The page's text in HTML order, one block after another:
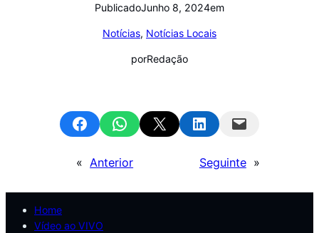
PublicadoJunho 8, 2024em
Notícias, Notícias Locais
porRedação
Share on FacebookShare on WhatsApp
Email this Page Share on LinkedInEmail this Page
« Anterior Seguinte »
Home
Vídeo ao VIVO